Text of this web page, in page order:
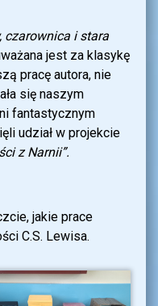
czarownica i stara
jest za klasykę
pracę autora, nie
się naszym
fantastycznym
udział w projekcie
z Narnii”.
jakie prace
C.S. Lewisa.